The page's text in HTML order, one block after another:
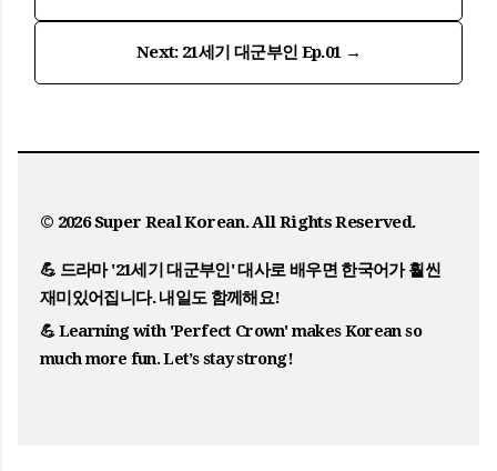
Next: 21세기 대군부인 Ep.01 →
© 2026Super Real Korean. All Rights Reserved.
💪 드라마 '21세기 대군부인' 대사로 배우면 한국어가 훨씬
재미있어집니다. 내일도 함께해요!
💪 Learning with 'Perfect Crown' makes Korean so
much more fun. Let’s stay strong!